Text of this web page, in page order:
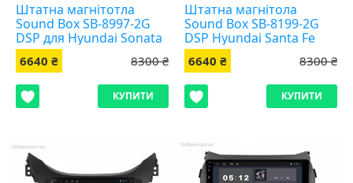
Штатна магнітотла
Sound Box SB-8997-2G
DSP для Hyundai Sonata
2010-2015
6640 ₴ 8300 ₴
КУПИТИ
Штатна магнітола
Sound Box SB-8199-2G
DSP Hyundai Santa Fe
06+
6640 ₴ 8300 ₴
КУПИТИ